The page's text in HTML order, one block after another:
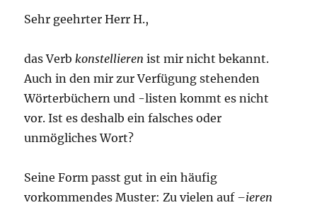
Sehr geehrter Herr H.,
das Verbkonstellieren ist mir nicht bekannt.
Auch in den mir zur Verfügung stehenden
Wörterbüchern und -listen kommt es nicht
vor. Ist es deshalb ein falsches oder
unmögliches Wort?
Seine Form passt gut in ein häufig
vorkommendes Muster: Zu vielen auf –ieren